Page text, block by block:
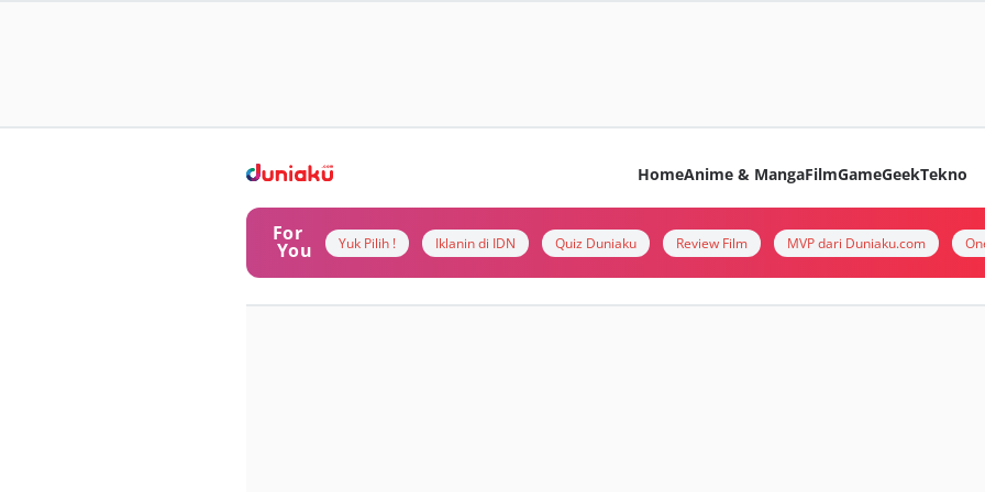
HomeAnime & MangaFilmGameGeekTekno
For
You Yuk Pilih ! Iklanin di IDN Quiz Duniaku Review Film MVP dari Duniaku.com